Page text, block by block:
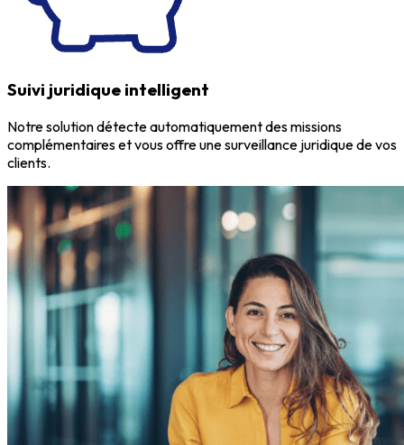
Suivi juridique intelligent
Notre solution détecte automatiquement des missions
complémentaires et vous offre une surveillance juridique de vos
clients.